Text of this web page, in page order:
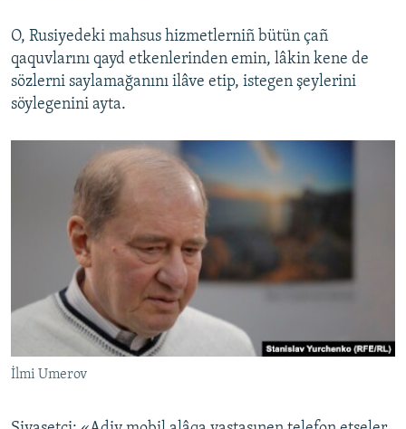
O, Rusiyedeki mahsus hizmetlerniñ bütün çañ
qaquvlarını qayd etkenlerinden emin, lâkin kene de
sözlerni saylamağanını ilâve etip, istegen şeylerini
söylegenini ayta.
İlmi Umerov